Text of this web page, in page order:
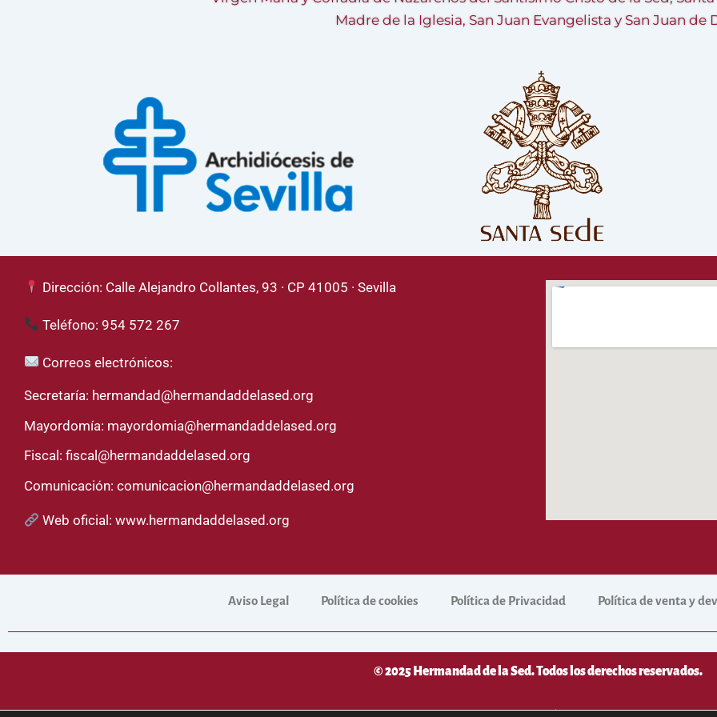
Madre de la Iglesia, San Juan Evangelista y San Juan de
Dirección: Calle Alejandro Collantes, 93 · CP 41005 · Sevilla
Teléfono: 954 572 267
Correos electrónicos:
Secretaría: hermandad@hermandaddelased.org
Mayordomía: mayordomia@hermandaddelased.org
Fiscal: fiscal@hermandaddelased.org
Comunicación: comunicacion@hermandaddelased.org
Web oficial:www.hermandaddelased.org
Aviso Legal Política de cookies Política de Privacidad Política de venta y
© 2025 Hermandad de la Sed. Todos los derechos reservados.